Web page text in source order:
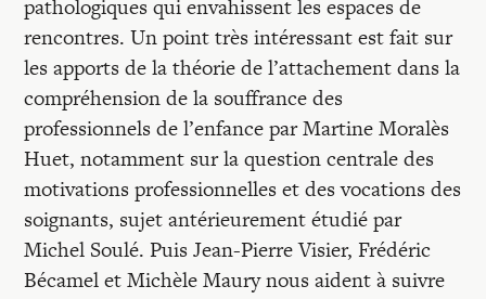
pathologiques qui envahissent les espaces de
rencontres. Un point très intéressant est fait sur
les apports de la théorie de l’attachement dans la
compréhension de la souffrance des
professionnels de l’enfance par Martine Moralès
Huet, notamment sur la question centrale des
motivations professionnelles et des vocations des
soignants, sujet antérieurement étudié par
Michel Soulé. Puis Jean-Pierre Visier, Frédéric
Bécamel et Michèle Maury nous aident à suivre